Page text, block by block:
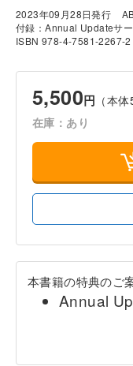
2023年09月28日発行
付録：Annual Updateサ
ISBN 978-4-7581-2267-2
5,500円 （本
在庫：あり
本書籍の特典のご
Annual